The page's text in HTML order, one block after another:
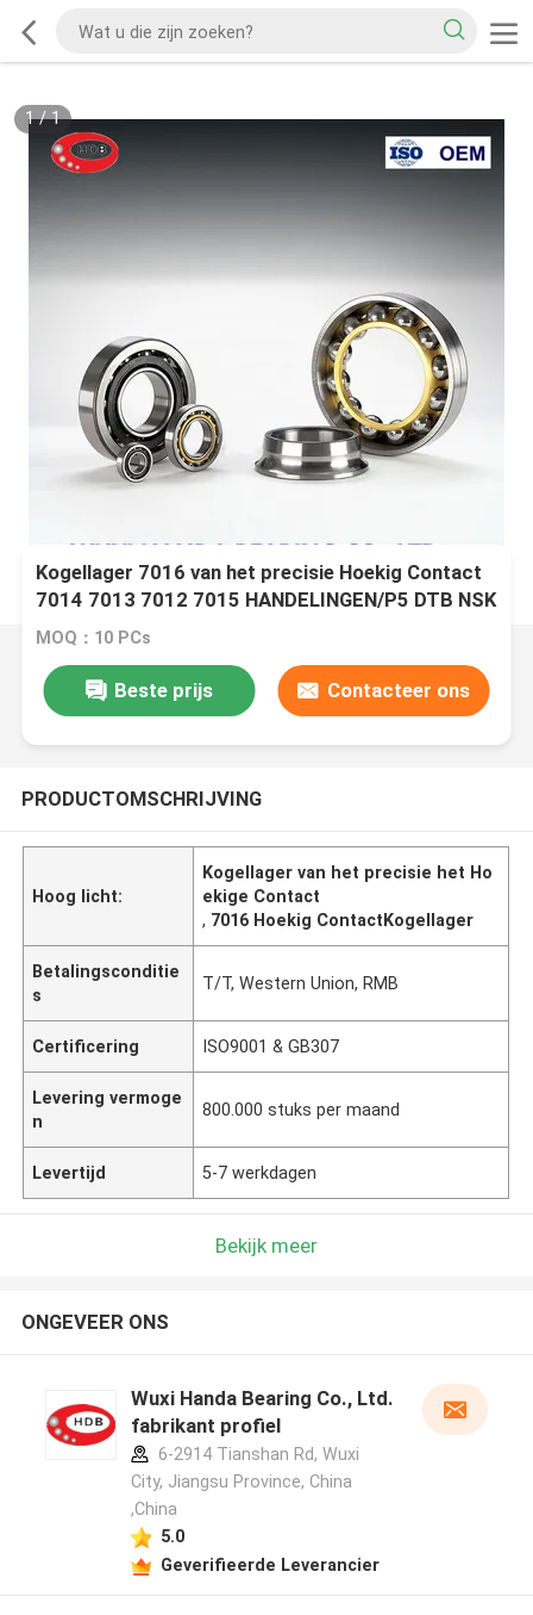
1/1
Kogellager 7016 van het precisie Hoekig Contact
7014 7013 7012 7015 HANDELINGEN/P5 DTB NSK
MOQ：10 PCs
Beste prijs Contacteer ons
PRODUCTOMSCHRIJVING
Hoog licht:
Kogellager van het precisie het Ho
ekige Contact
, 7016 Hoekig ContactKogellager
Betalingsconditie
s
T/T, Western Union, RMB
Certificering ISO9001 & GB307
Levering vermoge
n
800.000 stuks per maand
Levertijd 5-7 werkdagen
Bekijk meer
ONGEVEER ONS
Wuxi Handa Bearing Co., Ltd.
fabrikant profiel
6-2914 Tianshan Rd, Wuxi
City, Jiangsu Province, China
,China
5.0
Geverifieerde Leverancier